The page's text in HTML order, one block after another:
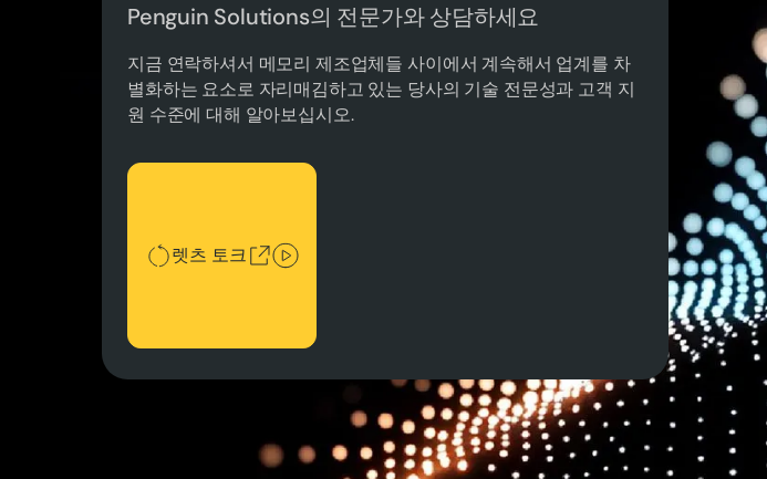
Penguin Solutions의 전문가와 상담하세요
지금 연락하셔서 메모리 제조업체들 사이에서 계속해서 업계를 차
별화하는 요소로 자리매김하고 있는 당사의 기술 전문성과 고객 지
원 수준에 대해 알아보십시오.
렛츠 토크
렛츠 토크